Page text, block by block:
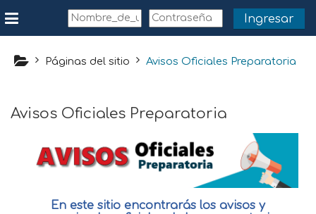
Pánel lateral
Ingresar
Páginas del sitio Avisos Oficiales Preparatoria
Avisos Oficiales Preparatoria
En este sitio encontrarás los avisos y